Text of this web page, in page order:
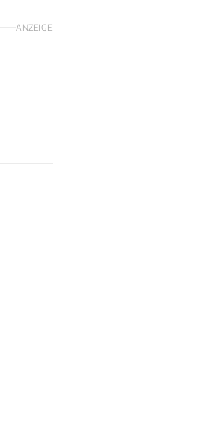
ANZEIGE